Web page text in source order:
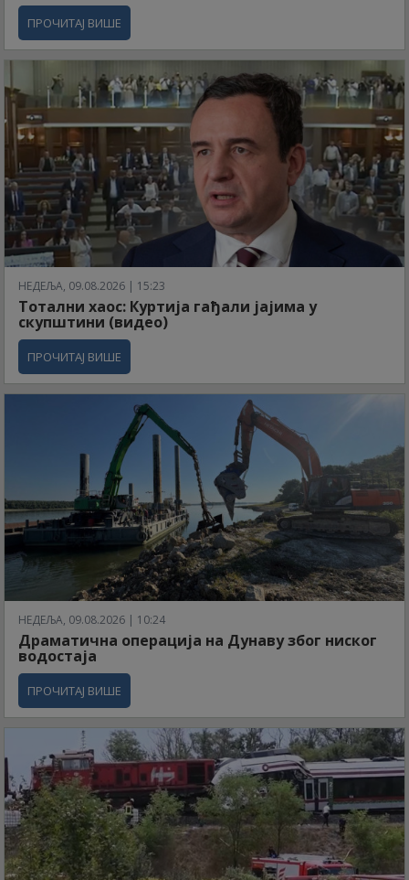
ПРОЧИТАЈ ВИШЕ
НЕДЕЉА, 09.08.2026 | 15:23
Тотални хаос: Куртија гађали јајима у
скупштини (видео)
ПРОЧИТАЈ ВИШЕ
НЕДЕЉА, 09.08.2026 | 10:24
Драматична операција на Дунаву због ниског
водостаја
ПРОЧИТАЈ ВИШЕ